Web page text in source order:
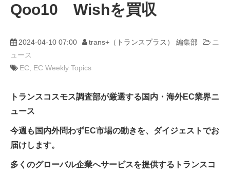
Qoo10 Wishを買収
2024-04-10 07:00 trans+（トランスプラス） 編集部
ニ
ュース
EC EC Weekly Topics
トランスコスモス調査部が厳選する国内・海外EC業界ニ
ュース
今週も国内外問わずEC市場の動きを、ダイジェストでお
届けします。
多くのグローバル企業へサービスを提供するトランスコ